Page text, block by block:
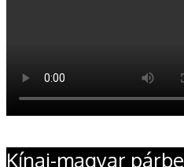
Kínai-magyar